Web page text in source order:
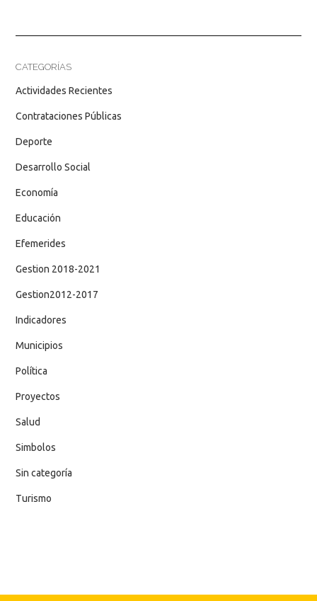
CATEGORÍAS
Actividades Recientes
Contrataciones Públicas
Deporte
Desarrollo Social
Economía
Educación
Efemerides
Gestion 2018-2021
Gestion2012-2017
Indicadores
Municipios
Política
Proyectos
Salud
Simbolos
Sin categoría
Turismo